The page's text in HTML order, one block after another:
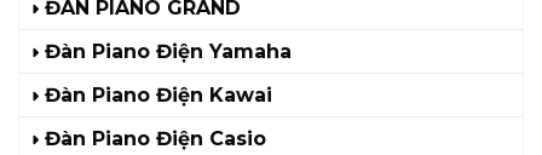
ĐÀN PIANO GRAND
Đàn Piano Điện Yamaha
Đàn Piano Điện Kawai
Đàn Piano Điện Casio